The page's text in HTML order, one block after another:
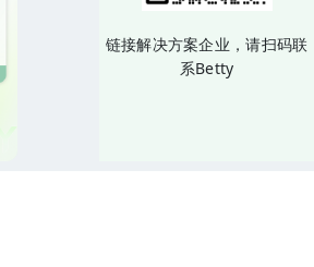
链接解决方案企业，请扫码联
系Betty